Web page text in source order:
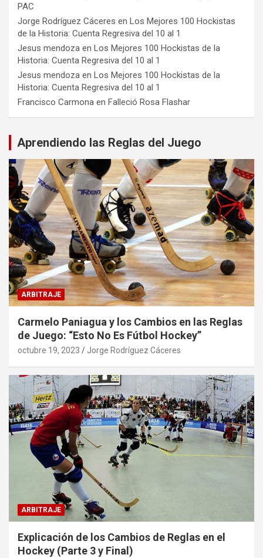
PAC
Jorge Rodríguez Cáceres en Los Mejores 100 Hockistas
de la Historia: Cuenta Regresiva del 10 al 1
Jesus mendoza en Los Mejores 100 Hockistas de la
Historia: Cuenta Regresiva del 10 al 1
Jesus mendoza en Los Mejores 100 Hockistas de la
Historia: Cuenta Regresiva del 10 al 1
Francisco Carmona en Falleció Rosa Flashar
Aprendiendo las Reglas del Juego
ARBITRAJE
Carmelo Paniagua y los Cambios en las Reglas
de Juego: “Esto No Es Fútbol Hockey”
octubre 19, 2023 Jorge Rodríguez Cáceres
ARBITRAJE
Explicación de los Cambios de Reglas en el
Hockey (Parte 3 y Final)